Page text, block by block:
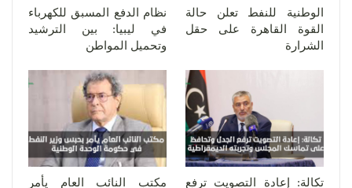
الوطنية للنفط تعلن حالة
القوة القاهرة على حقل
الشرارة
نظام الدفع المسبق للكهرباء
في ليبيا: بين الترشيد
وتحميل المواطن
تكالة: إعادة التصويت ترفع
مكتب النائب العام يأمر